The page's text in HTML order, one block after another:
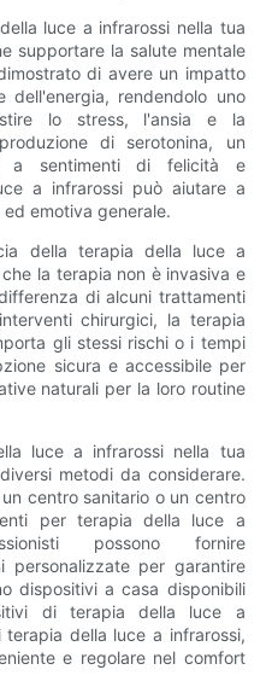
luce a infrarossi nella tua
supportare la salute mentale
di avere un impatto
dell'energia, rendendolo uno
lo stress, l'ansia e la
di serotonina, un
a sentimenti di felicità e
a infrarossi può aiutare a
emotiva generale.
della terapia della luce a
la terapia non è invasiva e
di alcuni trattamenti
chirurgici, la terapia
gli stessi rischi o i tempi
sicura e accessibile per
naturali per la loro routine
luce a infrarossi nella tua
metodi da considerare.
centro sanitario o un centro
per terapia della luce a
possono fornire
personalizzate per garantire
dispositivi a casa disponibili
di terapia della luce a
della luce a infrarossi,
e regolare nel comfort